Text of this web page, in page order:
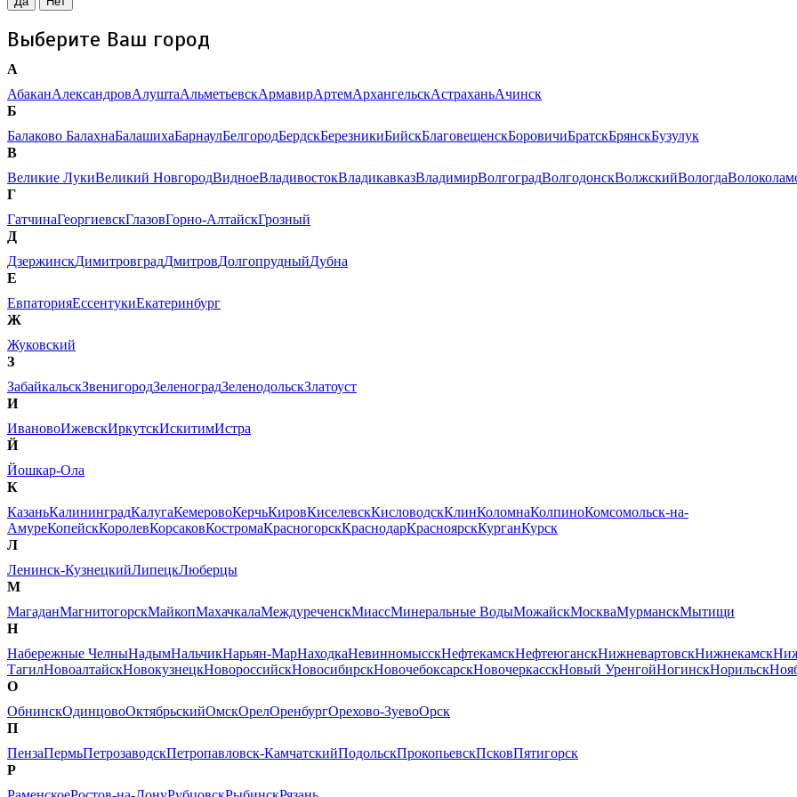
Выберите Ваш город
А
АбаканАлександровАлуштаАльметьевскАрмавирАртемАрхангельскАстраханьАчинск
Б
Балаково БалахнаБалашихаБарнаулБелгородБердскБерезникиБийскБлаговещенскБоровичиБратскБрянскБузулук
В
Великие ЛукиВеликий НовгородВидноеВладивостокВладикавказВладимирВолгоградВолгодонскВолжскийВологда
Г
ГатчинаГеоргиевскГлазовГорно-АлтайскГрозный
Д
ДзержинскДимитровградДмитровДолгопрудныйДубна
Е
ЕвпаторияЕссентукиЕкатеринбург
Ж
Жуковский
З
ЗабайкальскЗвенигородЗеленоградЗеленодольскЗлатоуст
И
ИвановоИжевскИркутскИскитимИстра
Й
Йошкар-Ола
К
КазаньКалининградКалугаКемеровоКерчьКировКиселевскКисловодскКлинКоломнаКолпиноКомсомольск-на-
АмуреКопейскКоролевКорсаковКостромаКрасногорскКраснодарКрасноярскКурганКурск
Л
Ленинск-КузнецкийЛипецкЛюберцы
М
МагаданМагнитогорскМайкопМахачкалаМеждуреченскМиассМинеральные ВодыМожайскМоскваМурманскМытищи
Н
Набережные ЧелныНадымНальчикНарьян-МарНаходкаНевинномысскНефтекамскНефтеюганскНижневартовскНижнекамск
ТагилНовоалтайскНовокузнецкНовороссийскНовосибирскНовочебоксарскНовочеркасскНовый УренгойНогинскНорильск
О
ОбнинскОдинцовоОктябрьскийОмскОрелОренбургОрехово-ЗуевоОрск
П
ПензаПермьПетрозаводскПетропавловск-КамчатскийПодольскПрокопьевскПсковПятигорск
Р